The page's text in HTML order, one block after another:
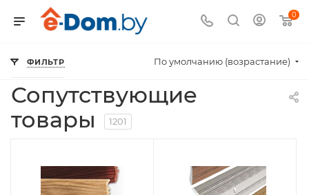
0
Главная — Сопутствующие товары
Сопутствующие
товары
1201
По умолчанию (возрастание)
ФИЛЬТР